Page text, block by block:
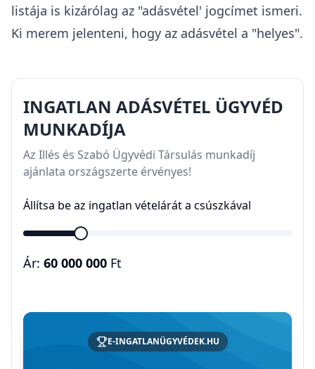
listája is kizárólag az "adásvétel' jogcímet ismeri.
Ki merem jelenteni, hogy az adásvétel a "helyes".
INGATLAN ADÁSVÉTEL ÜGYVÉD
MUNKADÍJA
Az Illés és Szabó Ügyvédi Társulás munkadíj
ajánlata országszerte érvényes!
Állítsa be az ingatlan vételárát a csúszkával
Ár: 60 000 000 Ft
E-INGATLANÜGYVÉDEK.HU